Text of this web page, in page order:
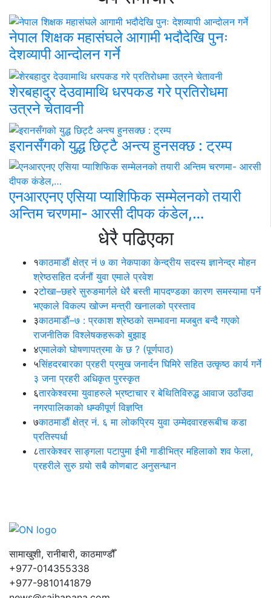
नेपाल शिक्षक महासंघले आगामी भदौदेखि पुनः
देशव्यापी आन्दोलन गर्ने
शेरबहादुर देउवामाथि धरपकड गरे प्रतिरोधमा
उत्रने चेतावनी
इरानसँगको युद्ध छिट्टै अन्त्य हुनसक्छ : ट्रम्प
एनआरएनए एसिया प्याशिफिक सम्मेलनको तयारी
अन्तिम चरणमा- आरसी दीपक कंडेल,…
धेरै पढिएका
१काठमाडौं क्षेत्र नं ७ का नेकपाका केन्द्रीय सदस्य ज्ञानेन्द्र मोहन
श्रेष्ठसहित दर्जनौं युवा एमाले प्रवेश
२टोखा–छहरे सुरुङमार्गले धेरै बस्ती मापदण्डका कारण समस्यामा पर्ने
भएकाले विकल्प खोज्न मन्त्री खनालको प्रस्ताव
३काठमाडौं–७ : प्रकाश श्रेष्ठको सम्भावना मजबुत बन्दै गएको
राजनीतिक विश्लेषकहरूको बुझाइ
४एमालेको घोषणापत्रमा के छ ? (पूर्णपाठ)
५सिंहदरबारका प्रहरी प्रमुख जनार्दन घिमिरे सहित उत्कृष्ठ कार्य गर्ने
३ जना प्रहरी अधिकृत पुरस्कृत
६तारकेश्वरमा युवाहरुले भ्रष्टाचार र बेथितिविरुद्ध आवाज उठाँउदा
नगरपालिकाको धम्कीपूर्ण विज्ञप्ति
७काठमाडौं क्षेत्र नं. ६ मा लोकप्रिय युवा उम्मेदवारहरूबीच कडा
प्रतिस्पर्धा
८तारकेश्वर साङ्गला पटापुमा ईभी गाडीभित्र महिलाको शव फेला,
प्रहरीले सुरु गर्‍यो सबै कोणबाट अनुसन्धान
सामाखुशी, रानीबारी, काठमाण्डौँ
+977-014355338
+977-9810141879